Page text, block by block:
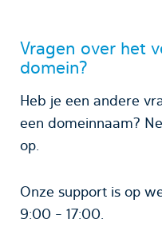
Vragen over het
domein?
Heb je een andere
een domeinnaam?
op.
Onze support is op
9:00 - 17:00.